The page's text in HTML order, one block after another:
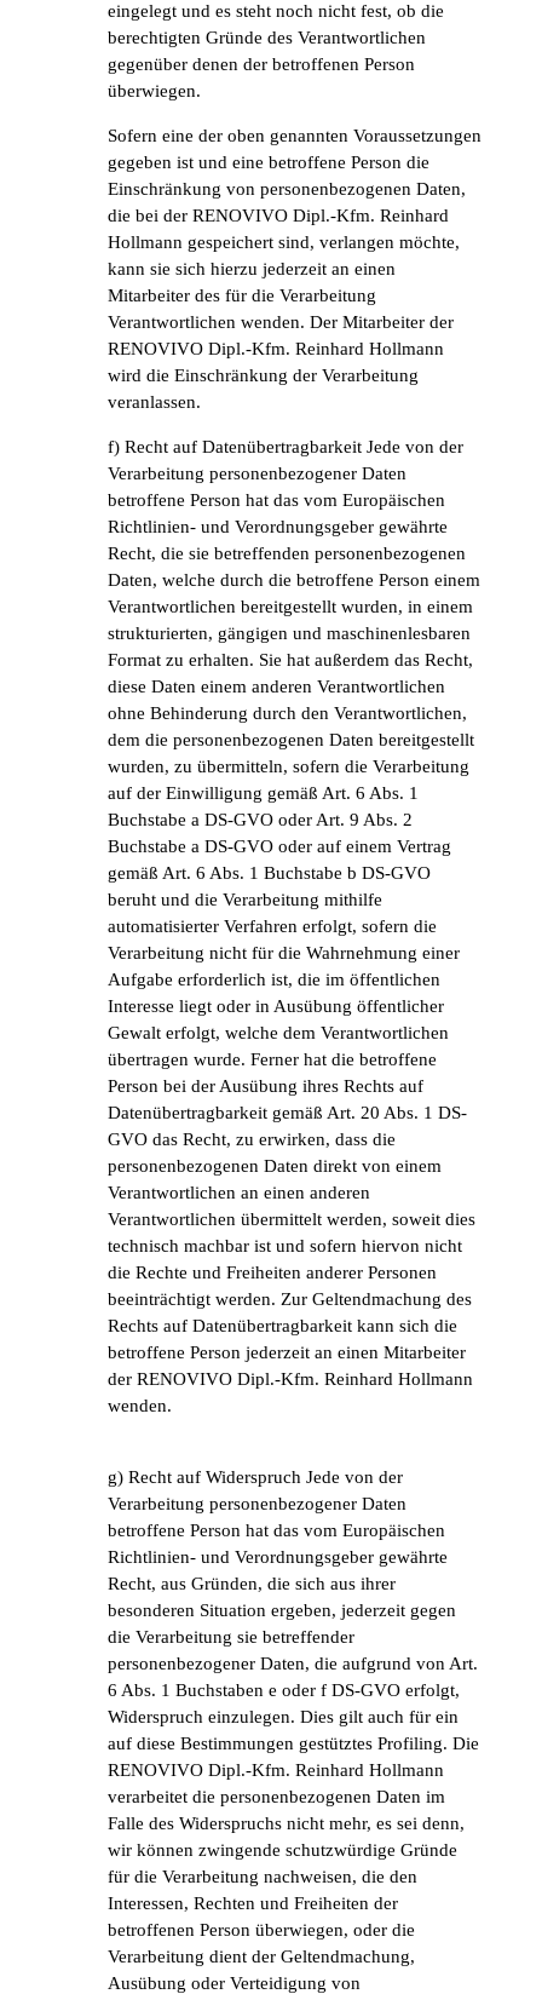
eingelegt und es steht noch nicht fest, ob die
berechtigten Gründe des Verantwortlichen
gegenüber denen der betroffenen Person
überwiegen.
Sofern eine der oben genannten Voraussetzungen
gegeben ist und eine betroffene Person die
Einschränkung von personenbezogenen Daten,
die bei der RENOVIVO Dipl.-Kfm. Reinhard
Hollmann gespeichert sind, verlangen möchte,
kann sie sich hierzu jederzeit an einen
Mitarbeiter des für die Verarbeitung
Verantwortlichen wenden. Der Mitarbeiter der
RENOVIVO Dipl.-Kfm. Reinhard Hollmann
wird die Einschränkung der Verarbeitung
veranlassen.
f) Recht auf Datenübertragbarkeit Jede von der
Verarbeitung personenbezogener Daten
betroffene Person hat das vom Europäischen
Richtlinien- und Verordnungsgeber gewährte
Recht, die sie betreffenden personenbezogenen
Daten, welche durch die betroffene Person einem
Verantwortlichen bereitgestellt wurden, in einem
strukturierten, gängigen und maschinenlesbaren
Format zu erhalten. Sie hat außerdem das Recht,
diese Daten einem anderen Verantwortlichen
ohne Behinderung durch den Verantwortlichen,
dem die personenbezogenen Daten bereitgestellt
wurden, zu übermitteln, sofern die Verarbeitung
auf der Einwilligung gemäß Art. 6 Abs. 1
Buchstabe a DS-GVO oder Art. 9 Abs. 2
Buchstabe a DS-GVO oder auf einem Vertrag
gemäß Art. 6 Abs. 1 Buchstabe b DS-GVO
beruht und die Verarbeitung mithilfe
automatisierter Verfahren erfolgt, sofern die
Verarbeitung nicht für die Wahrnehmung einer
Aufgabe erforderlich ist, die im öffentlichen
Interesse liegt oder in Ausübung öffentlicher
Gewalt erfolgt, welche dem Verantwortlichen
übertragen wurde. Ferner hat die betroffene
Person bei der Ausübung ihres Rechts auf
Datenübertragbarkeit gemäß Art. 20 Abs. 1 DS-
GVO das Recht, zu erwirken, dass die
personenbezogenen Daten direkt von einem
Verantwortlichen an einen anderen
Verantwortlichen übermittelt werden, soweit dies
technisch machbar ist und sofern hiervon nicht
die Rechte und Freiheiten anderer Personen
beeinträchtigt werden. Zur Geltendmachung des
Rechts auf Datenübertragbarkeit kann sich die
betroffene Person jederzeit an einen Mitarbeiter
der RENOVIVO Dipl.-Kfm. Reinhard Hollmann
wenden.
g) Recht auf Widerspruch Jede von der
Verarbeitung personenbezogener Daten
betroffene Person hat das vom Europäischen
Richtlinien- und Verordnungsgeber gewährte
Recht, aus Gründen, die sich aus ihrer
besonderen Situation ergeben, jederzeit gegen
die Verarbeitung sie betreffender
personenbezogener Daten, die aufgrund von Art.
6 Abs. 1 Buchstaben e oder f DS-GVO erfolgt,
Widerspruch einzulegen. Dies gilt auch für ein
auf diese Bestimmungen gestütztes Profiling. Die
RENOVIVO Dipl.-Kfm. Reinhard Hollmann
verarbeitet die personenbezogenen Daten im
Falle des Widerspruchs nicht mehr, es sei denn,
wir können zwingende schutzwürdige Gründe
für die Verarbeitung nachweisen, die den
Interessen, Rechten und Freiheiten der
betroffenen Person überwiegen, oder die
Verarbeitung dient der Geltendmachung,
Ausübung oder Verteidigung von